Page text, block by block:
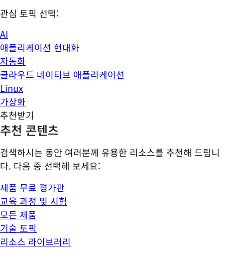
관심 토픽 선택:
AI
애플리케이션 현대화
자동화
클라우드 네이티브 애플리케이션
Linux
가상화
추천받기
추천 콘텐츠
검색하시는 동안 여러분께 유용한 리소스를 추천해 드립니
다. 다음 중 선택해 보세요:
제품 무료 평가판
교육 과정 및 시험
모든 제품
기술 토픽
리소스 라이브러리